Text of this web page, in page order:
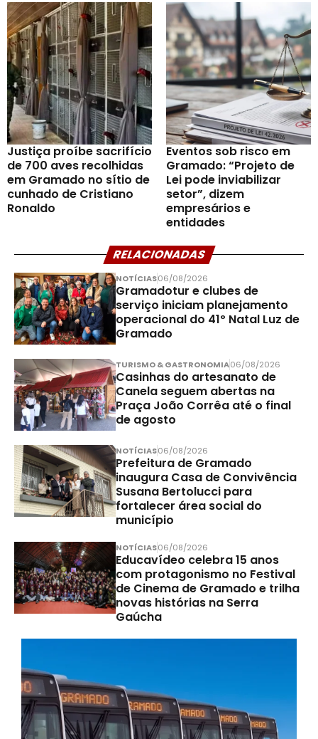
Justiça proíbe sacrifício
de 700 aves recolhidas
em Gramado no sítio de
cunhado de Cristiano
Ronaldo
Eventos sob risco em
Gramado: “Projeto de
Lei pode inviabilizar
setor”, dizem
empresários e
entidades
RELACIONADAS
NOTÍCIAS06/08/2026
Gramadotur e clubes de
serviço iniciam planejamento
operacional do 41º Natal Luz de
Gramado
TURISMO & GASTRONOMIA06/08/2026
Casinhas do artesanato de
Canela seguem abertas na
Praça João Corrêa até o final
de agosto
NOTÍCIAS06/08/2026
Prefeitura de Gramado
inaugura Casa de Convivência
Susana Bertolucci para
fortalecer área social do
município
NOTÍCIAS06/08/2026
Educavídeo celebra 15 anos
com protagonismo no Festival
de Cinema de Gramado e trilha
novas histórias na Serra
Gaúcha